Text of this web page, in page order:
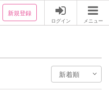
新規登録
ログイン メニュー